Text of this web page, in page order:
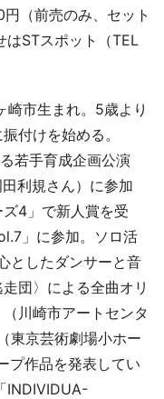
（前売のみ、セット
STスポット（TEL
市生まれ。5歳より
付けを始める。
若手育成企画公演
利規さん）に参加
4」で新人賞を受
」に参加。ソロ活
としたダンサーと音
団〉による全曲オリ
川崎市アートセンタ
東京芸術劇場小ホー
プ作品を発表してい
INDIVIDUA-